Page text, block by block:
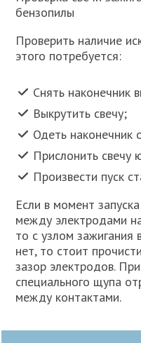
бензопилы
Проверить наличие
этого потребуется:
Снять наконечник
Выкрутить свечу;
Одеть наконечник
Прислонить свечу
Произвести пуск
Если в момент
между электродами
то с узлом зажигания
нет, то стоит
зазор электродов.
специального щупа
между контактами.